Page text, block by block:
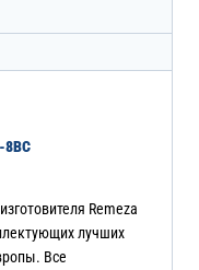
8ВС
Remeza
лучших
Все